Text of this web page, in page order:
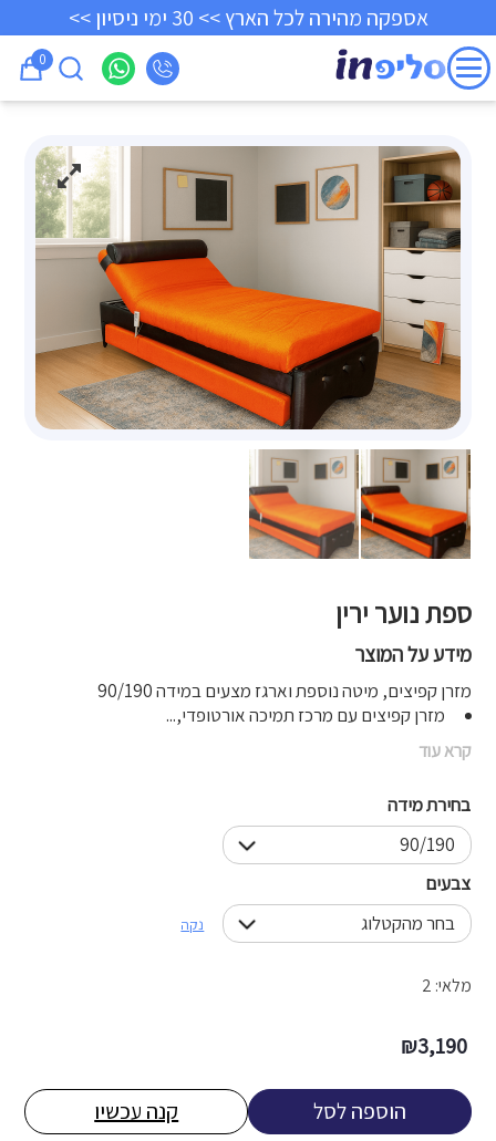
אספקה מהירה לכל הארץ >> 30 ימי ניסיון >>
0
ספת נוער ירין
מידע על המוצר
מזרן קפיצים, מיטה נוספת וארגז מצעים במידה 90/190
מזרן קפיצים עם מרכז תמיכה אורטופדי,...
קרא עוד
בחירת מידה
צבעים
נקה
3,190
₪
מלאי: 2
הוספה לסל קנה עכשיו